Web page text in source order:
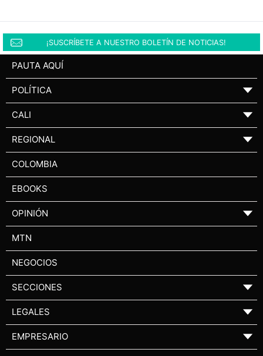
¡SUSCRÍBETE A NUESTRO BOLETÍN DE NOTICIAS!
PAUTA AQUÍ
POLÍTICA ▼
CALI ▼
REGIONAL ▼
COLOMBIA
EBOOKS
OPINIÓN ▼
MTN
NEGOCIOS
SECCIONES ▼
LEGALES ▼
EMPRESARIO ▼